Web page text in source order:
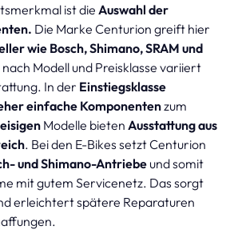
ist die Auswahl der
Die Marke Centurion greift hier
wie Bosch, Shimano, SRAM und
Modell und Preisklasse variiert
In der Einstiegsklasse
einfache Komponentenzum
Modelle bieten Ausstattung aus
. Bei den E-Bikes setzt Centurion
und Shimano-Antriebe und somit
mit gutem Servicenetz. Das sorgt
erleichtert spätere Reparaturen